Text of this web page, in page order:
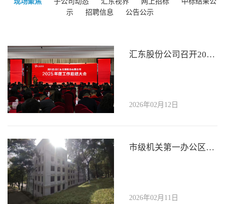
示
招聘信息 公告公示
汇东股份公司召开2025年度工作总结大会
2026年02月12日
市级机关第一办公区1号办公楼综合维修除危项目顺利通过竣工验收
2026年02月11日